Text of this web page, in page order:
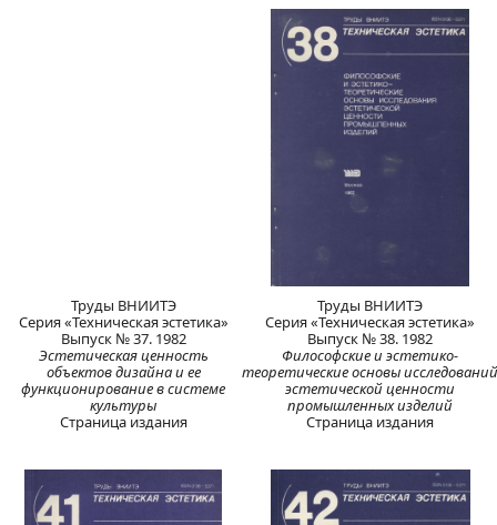
Труды ВНИИТЭ
Серия «Техническая эстетика»
Выпуск № 37. 1982
Эстетическая ценность
объектов дизайна и ее
функционирование в системе
культуры
Страница издания
Труды ВНИИТЭ
Серия «Техническая эстетика»
Выпуск № 38. 1982
Философские и эстетико-
теоретические основы исследований
эстетической ценности
промышленных изделий
Страница издания